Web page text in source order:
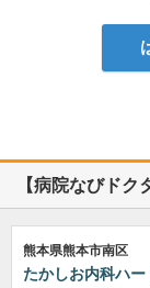
【病院なびド
熊本県熊本市南区
たかしお内科ハー